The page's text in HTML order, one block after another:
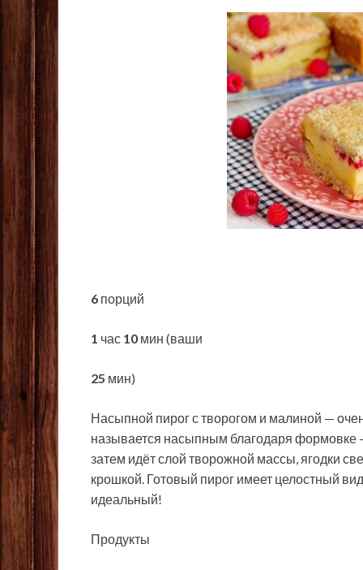
6 порций
1 час 10 мин (ваши
25 мин)
Насыпной пирог с творогом и малиной —
называется насыпным благодаря формовке
затем идёт слой творожной массы, ягодки
крошкой. Готовый пирог имеет целостный
идеальный!
Продукты